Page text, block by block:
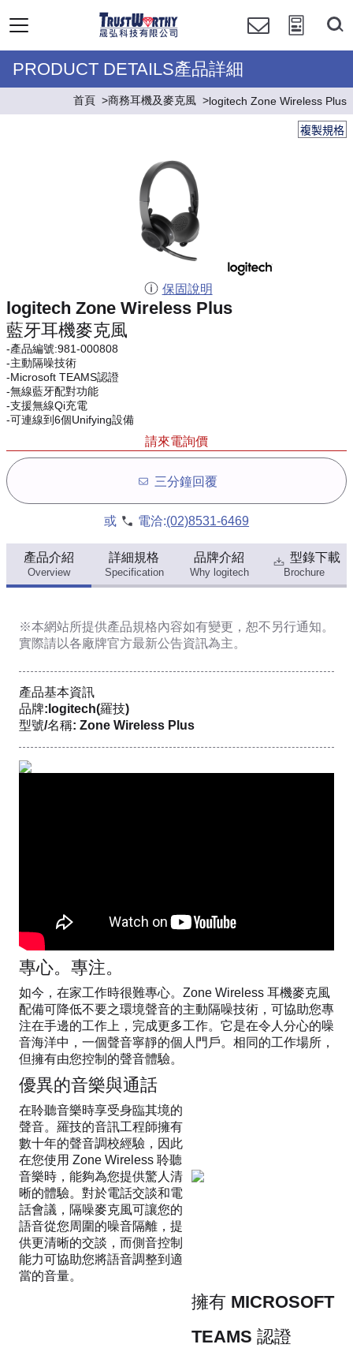
PRODUCT DETAILS產品詳細
首頁 商務耳機及麥克風 logitech Zone Wireless Plus
複製規格
保固說明
logitech Zone Wireless Plus
藍牙耳機麥克風
-產品編號:981-000808
-主動隔噪技術
-Microsoft TEAMS認證
-無線藍牙配對功能
-支援無線Qi充電
-可連線到6個Unifying設備
請來電詢價
三分鐘回覆
或 電洽:(02)8531-6469
產品介紹
Overview
詳細規格
Specification
品牌介紹
Why logitech
型錄下載
Brochure
※本網站所提供產品規格內容如有變更，恕不另行通知。
實際請以各廠牌官方最新公告資訊為主。
產品基本資訊
品牌:logitech(羅技)
型號/名稱: Zone Wireless Plus
專心。專注。
如今，在家工作時很難專心。Zone Wireless 耳機麥克風
配備可降低不要之環境聲音的主動隔噪技術，可協助您專
注在手邊的工作上，完成更多工作。它是在令人分心的噪
音海洋中，一個聲音寧靜的個人門戶。相同的工作場所，
但擁有由您控制的聲音體驗。
優異的音樂與通話
在聆聽音樂時享受身臨其境的
聲音。羅技的音訊工程師擁有
數十年的聲音調校經驗，因此
在您使用 Zone Wireless 聆聽
音樂時，能夠為您提供驚人清
晰的體驗。對於電話交談和電
話會議，隔噪麥克風可讓您的
語音從您周圍的噪音隔離，提
供更清晰的交談，而側音控制
能力可協助您將語音調整到適
當的音量。
擁有 MICROSOFT
TEAMS 認證